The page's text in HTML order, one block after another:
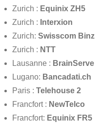
Zurich : Equinix ZH5
Zurich : Interxion
Zurich: Swisscom Binz
Zurich : NTT
Lausanne : BrainServe
Lugano: Bancadati.ch
Paris : Telehouse 2
Francfort : NewTelco
Francfort: Equinix FR5